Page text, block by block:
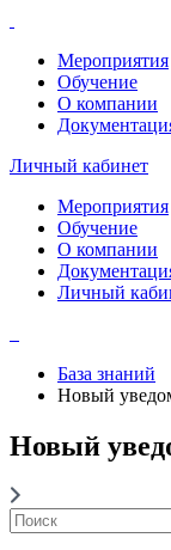
Мероприятия
Обучение
О компании
Личный кабинет
Мероприятия
Обучение
О компании
Личный
База знаний
Новый
Новый